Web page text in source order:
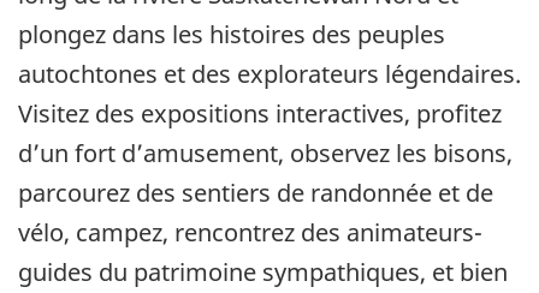
plongez dans les histoires des peuples
autochtones et des explorateurs légendaires.
Visitez des expositions interactives, profitez
d’un fort d’amusement, observez les bisons,
parcourez des sentiers de randonnée et de
vélo, campez, rencontrez des animateurs-
guides du patrimoine sympathiques, et bien